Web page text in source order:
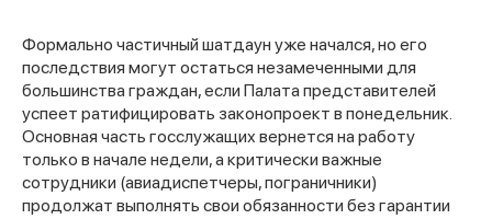
Формально частичный шатдаун уже начался, но его
последствия могут остаться незамеченными для
большинства граждан, если Палата представителей
успеет ратифицировать законопроект в понедельник.
Основная часть госслужащих вернется на работу
только в начале недели, а критически важные
сотрудники (авиадиспетчеры, пограничники)
продолжат выполнять свои обязанности без гарантии